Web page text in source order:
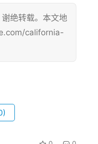
绝转载。本文地
california-